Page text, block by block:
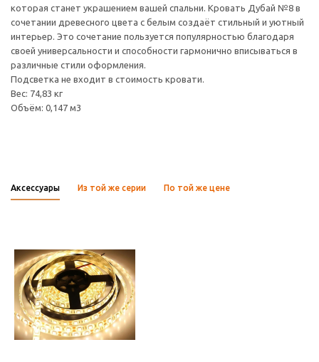
которая станет украшением вашей спальни. Кровать Дубай №8 в
сочетании древесного цвета с белым создаёт стильный и уютный
интерьер. Это сочетание пользуется популярностью благодаря
своей универсальности и способности гармонично вписываться в
различные стили оформления.
Подсветка не входит в стоимость кровати.
Вес: 74,83 кг
Объём: 0,147 м3
Аксессуары Из той же серии По той же цене